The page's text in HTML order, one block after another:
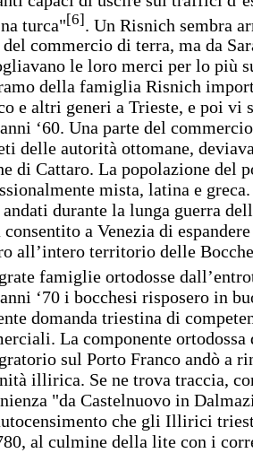
turca"[6] . Un Risnich sembra
commercio di terra, ma da
le loro merci per lo più
della famiglia Risnich
e altri generi a Trieste, e poi vi
‘60. Una parte del
delle autorità ottomane,
di Cattaro. La popolazione del
mista, latina e
andati durante la lunga guerra
consentito a Venezia di
all’intero territorio delle
famiglie ortodosse
‘70 i bocchesi risposero in
domanda triestina di
La componente ortodossa
sul Porto Franco andò a
illirica. Se ne trova traccia,
"da Castelnuovo in
che gli Illirici
al culmine della lite con i